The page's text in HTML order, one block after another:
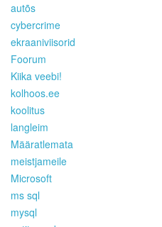
autõs
cybercrime
ekraaniviisorid
Foorum
Kiika veebi!
kolhoos.ee
koolitus
langleim
Määratlemata
meistjameile
Microsoft
ms sql
mysql